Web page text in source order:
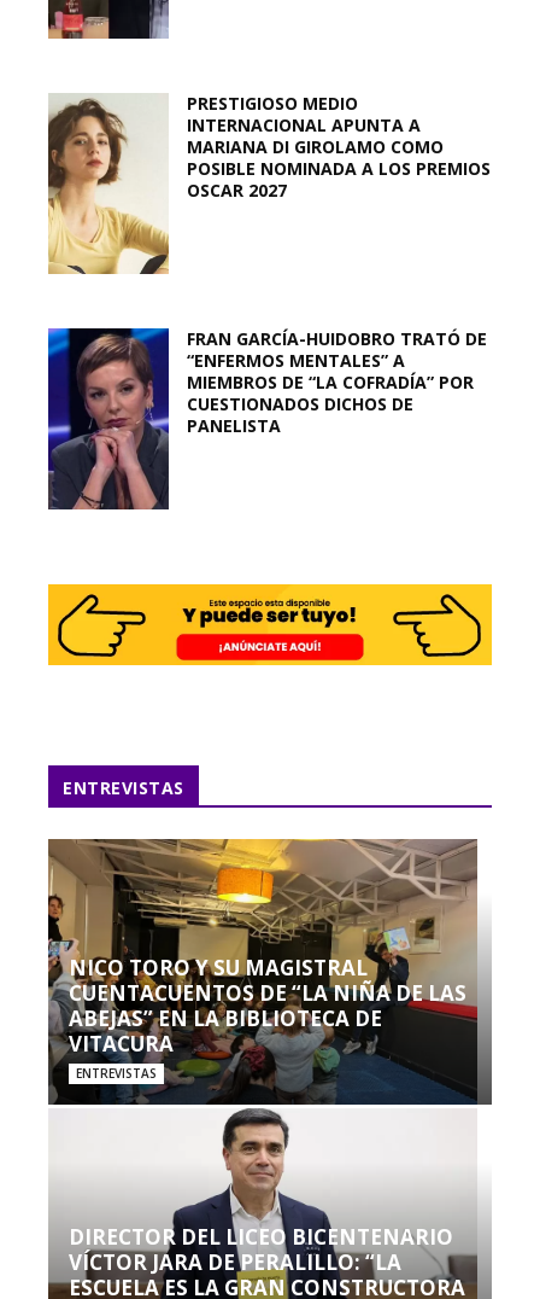
PRESTIGIOSO MEDIO
INTERNACIONAL APUNTA A
MARIANA DI GIROLAMO COMO
POSIBLE NOMINADA A LOS PREMIOS
OSCAR 2027
FRAN GARCÍA-HUIDOBRO TRATÓ DE
“ENFERMOS MENTALES” A
MIEMBROS DE “LA COFRADÍA” POR
CUESTIONADOS DICHOS DE
PANELISTA
ENTREVISTAS
NICO TORO Y SU MAGISTRAL
CUENTACUENTOS DE “LA NIÑA DE LAS
ABEJAS” EN LA BIBLIOTECA DE
VITACURA
ENTREVISTAS
DIRECTOR DEL LICEO BICENTENARIO
VÍCTOR JARA DE PERALILLO: “LA
ESCUELA ES LA GRAN CONSTRUCTORA